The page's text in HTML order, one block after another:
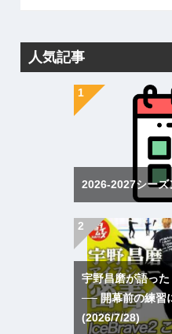
人気記事
2026-2027シーズ
宇野昌磨が語っ
── 開幕前の練
(2026/7/28)